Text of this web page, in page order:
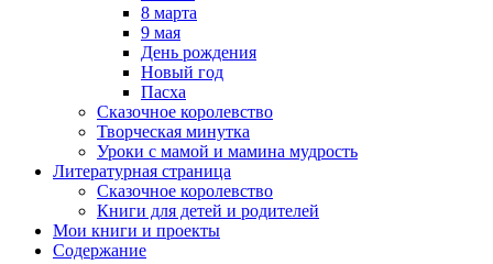
8 марта
9 мая
День рождения
Новый год
Пасха
Сказочное королевство
Творческая минутка
Уроки с мамой и мамина мудрость
Литературная страница
Сказочное королевство
Книги для детей и родителей
Мои книги и проекты
Содержание